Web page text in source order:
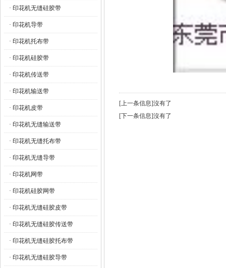
· 印花机无缝硅胶带
· 印花机导带
· 印花机托布带
· 印花机硅胶带
· 印花机传送带
· 印花机输送带
· 印花机皮带
· 印花机无缝输送带
· 印花机无缝托布带
· 印花机无缝导带
· 印花机网带
· 印花机硅胶网带
· 印花机无缝硅胶皮带
· 印花机无缝硅胶传送带
· 印花机无缝硅胶托布带
· 印花机无缝硅胶导带
[上一条信息]沒有了
[下一条信息]沒有了